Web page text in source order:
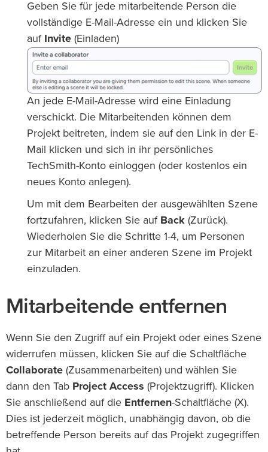
Geben Sie für jede mitarbeitende Person die
vollständige E-Mail-Adresse ein und klicken Sie
auf Invite (Einladen)
An jede E-Mail-Adresse wird eine Einladung
verschickt. Die Mitarbeitenden können dem
Projekt beitreten, indem sie auf den Link in der E-
Mail klicken und sich in ihr persönliches
TechSmith-Konto einloggen (oder kostenlos ein
neues Konto anlegen).
Um mit dem Bearbeiten der ausgewählten Szene
fortzufahren, klicken Sie auf Back (Zurück).
Wiederholen Sie die Schritte 1-4, um Personen
zur Mitarbeit an einer anderen Szene im Projekt
einzuladen.
Mitarbeitende entfernen
Wenn Sie den Zugriff auf ein Projekt oder eines Szene
widerrufen müssen, klicken Sie auf die Schaltfläche
Collaborate (Zusammenarbeiten) und wählen Sie
dann den Tab Project Access (Projektzugriff). Klicken
Sie anschließend auf die Entfernen-Schaltfläche (X).
Dies ist jederzeit möglich, unabhängig davon, ob die
betreffende Person bereits auf das Projekt zugegriffen